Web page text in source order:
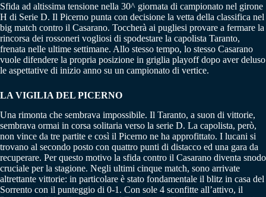
Sfida ad altissima tensione nella 30^ giornata di campionato nel girone
H di Serie D. Il Picerno punta con decisione la vetta della classifica nel
big match contro il Casarano. Toccherà ai pugliesi provare a fermare la
rincorsa dei rossoneri vogliosi di spodestare la capolista Taranto,
frenata nelle ultime settimane. Allo stesso tempo, lo stesso Casarano
vuole difendere la propria posizione in griglia playoff dopo aver deluso
le aspettative di inizio anno su un campionato di vertice.
LA VIGILIA DEL PICERNO
Una rimonta che sembrava impossibile. Il Taranto, a suon di vittorie,
sembrava ormai in corsa solitaria verso la serie D. La capolista, però,
non vince da tre partite e così il Picerno ne ha approfittato. I lucani si
trovano al secondo posto con quattro punti di distacco ed una gara da
recuperare. Per questo motivo la sfida contro il Casarano diventa snodo
cruciale per la stagione. Negli ultimi cinque match, sono arrivate
altrettante vittorie: in particolare è stato fondamentale il blitz in casa del
Sorrento con il punteggio di 0-1. Con sole 4 sconfitte all’attivo, il